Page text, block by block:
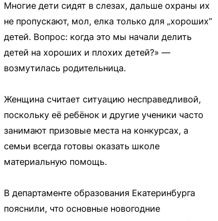
Многие дети сидят в слезах, дальше охраны их
не пропускают, мол, елка только для „хороших“
детей. Вопрос: когда это мы начали делить
детей на хороших и плохих детей?» —
возмутилась родительница.
Женщина считает ситуацию несправедливой,
поскольку её ребёнок и другие ученики часто
занимают призовые места на конкурсах, а
семьи всегда готовы оказать школе
материальную помощь.
В департаменте образования Екатеринбурга
пояснили, что основные новогодние